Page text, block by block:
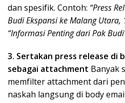
dan spesifik. Contoh: “Press
Budi Ekspansi ke Malang Utara,
“Informasi Penting dari Pak
3. Sertakan press release di
sebagai attachment Banyak
memfilter attachment dari
naskah langsung di body